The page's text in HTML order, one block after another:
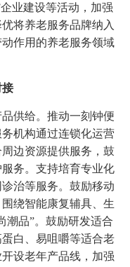
业建设等活动，加强
将养老服务品牌纳入
作用的养老服务领域
接
供给。推动一刻钟便
机构通过连锁化运营
边资源提供服务，鼓
务。支持培育专业化
治等服务。鼓励移动
绕智能康复辅具、生
潮品”。鼓励研发适合
白、易咀嚼等适合老
设老年产品线，加强